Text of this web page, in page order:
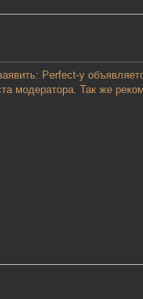
Perfect-у
Так же